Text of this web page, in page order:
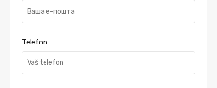
Telefon